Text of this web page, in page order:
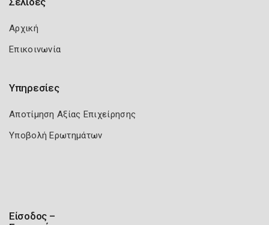
Αρχική
Επικοινωνία
Υπηρεσίες
Αποτίμηση Αξίας Επιχείρησης
Υποβολή Ερωτημάτων
Είσοδος –